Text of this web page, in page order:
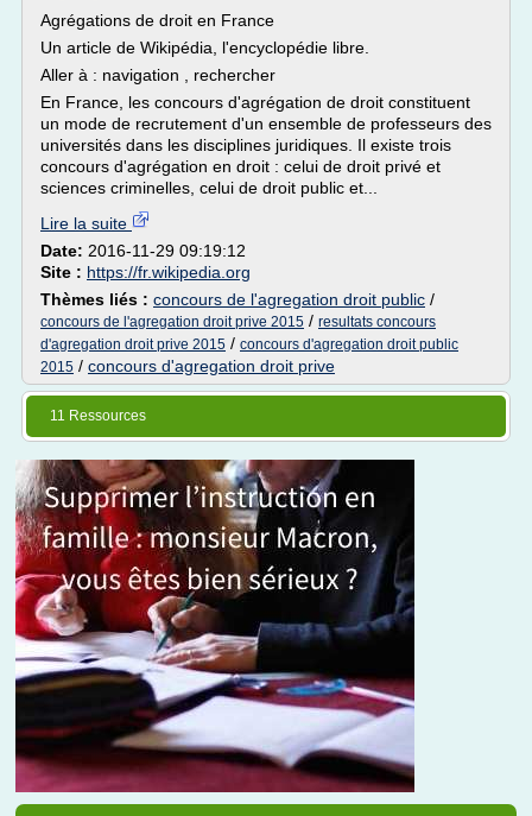
Agrégations de droit en France
Un article de Wikipédia, l'encyclopédie libre.
Aller à : navigation , rechercher
En France, les concours d'agrégation de droit constituent
un mode de recrutement d'un ensemble de professeurs des
universités dans les disciplines juridiques. Il existe trois
concours d'agrégation en droit : celui de droit privé et
sciences criminelles, celui de droit public et...
Lire la suite
Date: 2016-11-29 09:19:12
Site : https://fr.wikipedia.org
Thèmes liés : concours de l'agregation droit public /
concours de l'agregation droit prive 2015 / resultats concours
d'agregation droit prive 2015 / concours d'agregation droit public
2015 / concours d'agregation droit prive
11 Ressources